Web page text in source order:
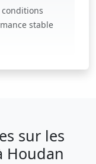
stable
sur les
Houdan